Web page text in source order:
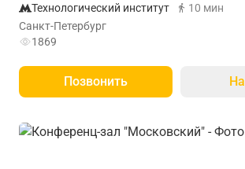
Технологический институт
10 мин
Санкт-Петербург
1869
Позвонить